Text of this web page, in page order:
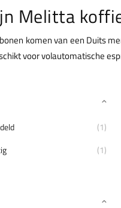
Melitta
komen van een Duits
voor volautomatische
1
1